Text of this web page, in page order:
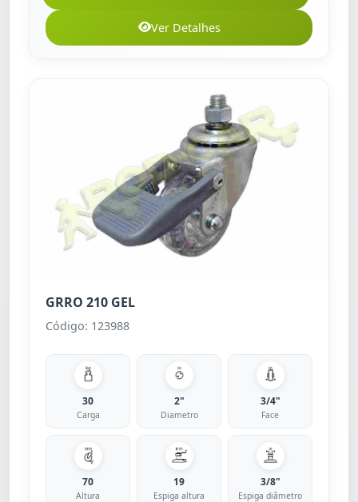
Ver Detalhes
GRRO 210 GEL
Código: 123988
30
Carga
2"
Diametro
3/4"
Face
70
Altura
19
Espiga altura
3/8"
Espiga diâmetro